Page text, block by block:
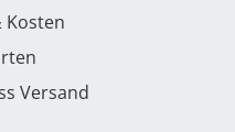
Kosten
Versand